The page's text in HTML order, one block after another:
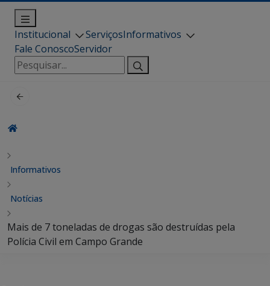
Institucional ServiçosInformativos
Fale ConoscoServidor
Pesquisar
por:
Informativos
Notícias
Mais de 7 toneladas de drogas são destruídas pela
Polícia Civil em Campo Grande